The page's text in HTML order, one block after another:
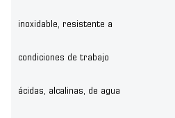
inoxidable, resistente a
condiciones de trabajo
ácidas, alcalinas, de agua